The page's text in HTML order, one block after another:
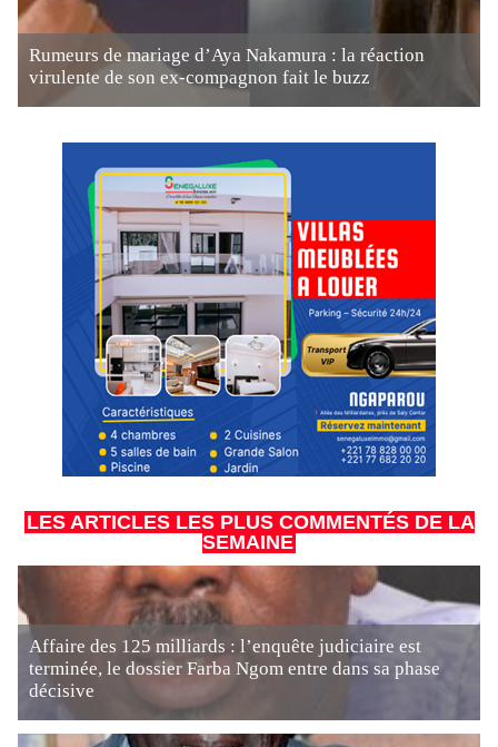
Rumeurs de mariage d’Aya Nakamura : la réaction
virulente de son ex-compagnon fait le buzz
LES ARTICLES LES PLUS COMMENTÉS DE LA
SEMAINE
Affaire des 125 milliards : l’enquête judiciaire est
terminée, le dossier Farba Ngom entre dans sa phase
décisive